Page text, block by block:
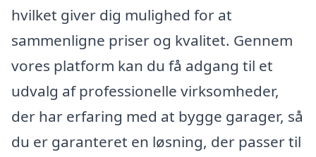
hvilket giver dig mulighed for at
sammenligne priser og kvalitet. Gennem
vores platform kan du få adgang til et
udvalg af professionelle virksomheder,
der har erfaring med at bygge garager, så
du er garanteret en løsning, der passer til